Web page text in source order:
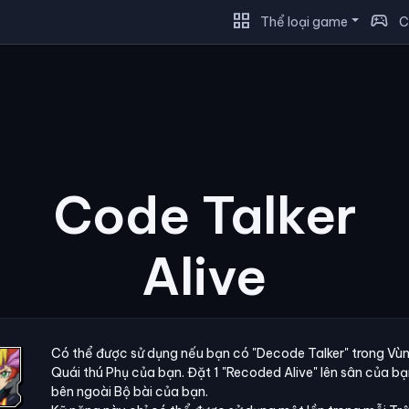
grid_view Thể loại game sports_esports
Code Talker
Alive
Có thể được sử dụng nếu bạn có "Decode Talker" trong
Quái thú Phụ của bạn. Đặt 1 "Recoded Alive" lên sân của
bên ngoài Bộ bài của bạn.